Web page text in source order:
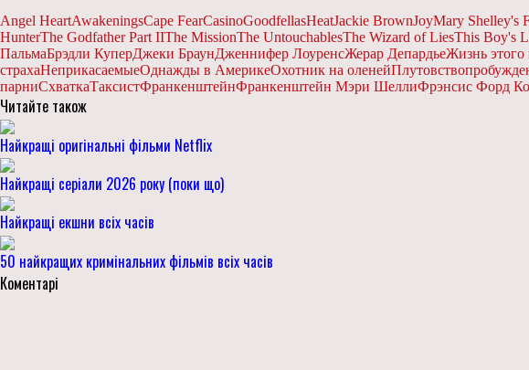
Angel HeartAwakeningsCape FearCasinoGoodfellasHeatJackie BrownJoyMary Shelley's
HunterThe Godfather Part IIThe MissionThe UntouchablesThe Wizard of LiesThis Boy's
ПальмаБрэдли КуперДжеки БраунДженнифер ЛоуренсЖерар ДепардьеЖизнь этого
страхаНеприкасаемыеОднажды в АмерикеОхотник на оленейПлутовство
парниСхваткаТаксистФранкенштейнФранкенштейн Мэри ШеллиФрэнсис Форд
Читайте також
Найкращі оригінальні фільми Netflix
Найкращі серіали 2026 року (поки що)
Найкращі екшни всіх часів
50 найкращих кримінальних фільмів всіх часів
Коментарі